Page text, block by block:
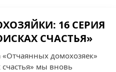
16 СЕРИЯ
СЧАСТЬЯ»
«Отчаянных домохозяек»
мы вновь